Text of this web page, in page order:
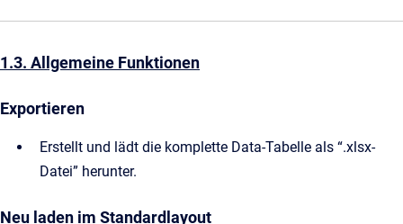
1.3. Allgemeine Funktionen
Exportieren
Erstellt und lädt die komplette Data-Tabelle als “.xlsx-
Datei” herunter.
Neu laden im Standardlayout